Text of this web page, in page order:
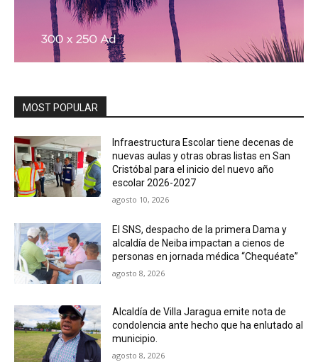
MOST POPULAR
Infraestructura Escolar tiene decenas de
nuevas aulas y otras obras listas en San
Cristóbal para el inicio del nuevo año
escolar 2026-2027
agosto 10, 2026
El SNS, despacho de la primera Dama y
alcaldía de Neiba impactan a cienos de
personas en jornada médica “Chequéate”
agosto 8, 2026
Alcaldía de Villa Jaragua emite nota de
condolencia ante hecho que ha enlutado al
municipio.
agosto 8, 2026